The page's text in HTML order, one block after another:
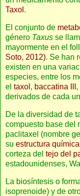
Taxol .
El conjunto de
género Taxus se
mayormente en el
Soto, 2012). Se han
existen en una
especies, entre los
el taxol , baccatina III ,
derivados de cada
De la diversidad de
compuesto base del
paclitaxel (nombre
su estructura química
corteza del tejo del
estadounidenses,
La biosíntesis o
isoprenoide) y de